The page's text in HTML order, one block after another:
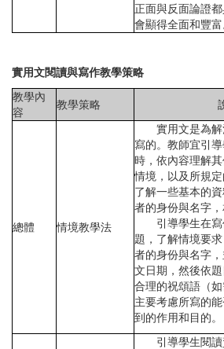
正面與反面論證
會顯得全面和豐富
實用文閱讀與寫作教學策略
教學內
容
教學策略
總體 情境教學法
實用文是為解
寫的。教師宜引
時，依內容理解
情境，以及所規
了解一些基本的
者的身份與名字，
引導學生在寫
題，了解情境要
者的身份與名字
文日期，然後依
合理的祝頌語（
主要考慮所寫的
到的作用和目的。
引導學生閱讀